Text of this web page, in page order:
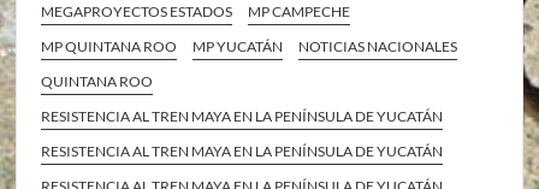
MEGAPROYECTOS ESTADOS
MP CAMPECHE
MP QUINTANA ROO
MP YUCATÁN
NOTICIAS NACIONALES
QUINTANA ROO
RESISTENCIA AL TREN MAYA EN LA PENÍNSULA DE YUCATÁN
RESISTENCIA AL TREN MAYA EN LA PENÍNSULA DE YUCATÁN